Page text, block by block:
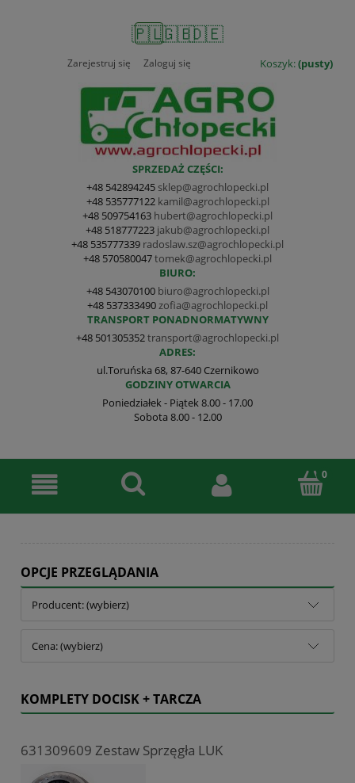
🇵🇱🇬🇧🇩🇪
Koszyk:(pusty)
Zarejestruj się Zaloguj się
SPRZEDAŻ CZĘŚCI:
+48 542894245 sklep@agrochlopecki.pl
+48 535777122 kamil@agrochlopecki.pl
+48 509754163 hubert@agrochlopecki.pl
+48 518777223 jakub@agrochlopecki.pl
+48 535777339 radoslaw.sz@agrochlopecki.pl
+48 570580047tomek@agrochlopecki.pl
BIURO:
+48 543070100 biuro@agrochlopecki.pl
+48 537333490 zofia@agrochlopecki.pl
TRANSPORT PONADNORMATYWNY
+48 501305352transport@agrochlopecki.pl
ADRES:
ul.Toruńska 68, 87-640 Czernikowo
GODZINY OTWARCIA
Poniedziałek - Piątek 8.00 - 17.00
Sobota 8.00 - 12.00
OPCJE PRZEGLĄDANIA
Producent: (wybierz)
Cena: (wybierz)
KOMPLETY DOCISK + TARCZA
631309609 Zestaw Sprzęgła LUK